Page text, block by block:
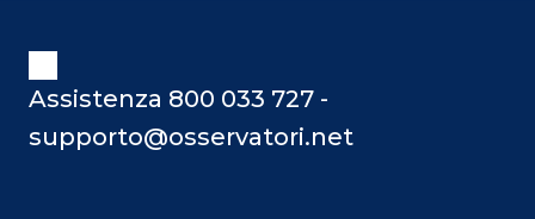
Assistenza 800 033 727 -
supporto@osservatori.net